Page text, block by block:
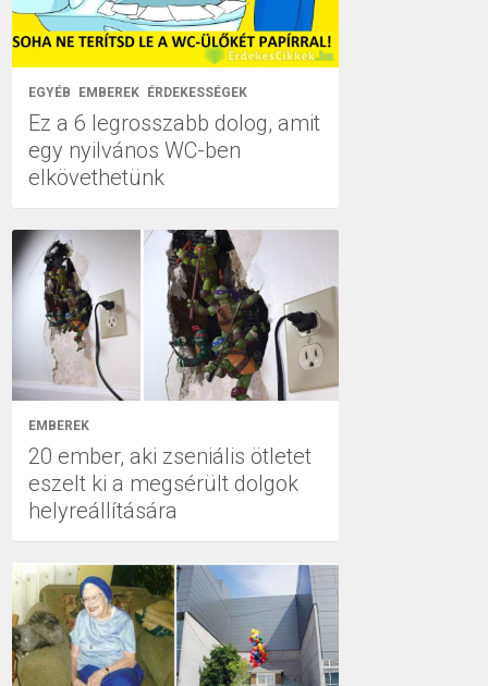
EGYÉB EMBEREK ÉRDEKESSÉGEK
Ez a 6 legrosszabb dolog, amit
egy nyilvános WC-ben
elkövethetünk
EMBEREK
20 ember, aki zseniális ötletet
eszelt ki a megsérült dolgok
helyreállítására